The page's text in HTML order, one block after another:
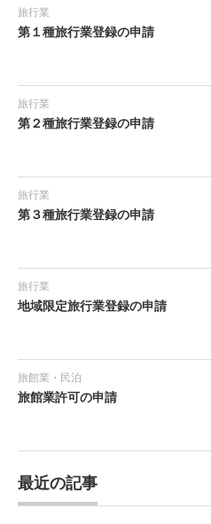
旅行業
第１種旅行業登録の申請
旅行業
第２種旅行業登録の申請
旅行業
第３種旅行業登録の申請
旅行業
地域限定旅行業登録の申請
旅館業・民泊
旅館業許可の申請
最近の記事